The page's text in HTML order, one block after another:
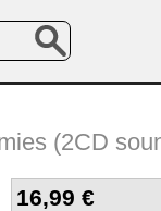
(2CD
16,99 €